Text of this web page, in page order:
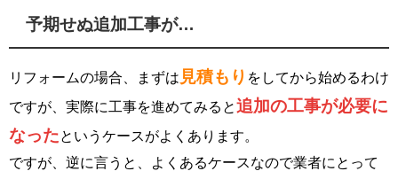
予期せぬ追加工事が…
リフォームの場合、まずは 見積もり をしてから始めるわけ
ですが、実際に工事を進めてみると追加の工事が必要に
なった というケースがよくあります。
ですが、逆に言うと、よくあるケースなので業者にとって